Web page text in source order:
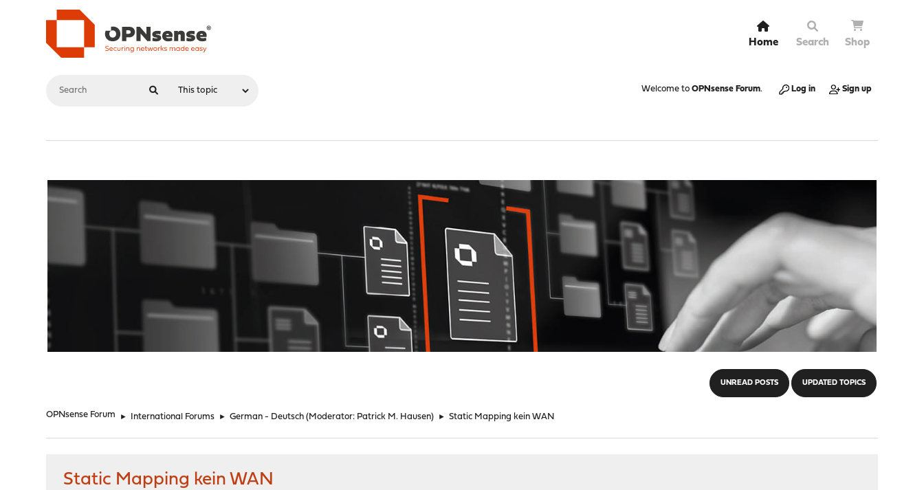
Home Search Shop
Welcome to OPNsense Forum. Log in Sign up
UNREAD POSTS UPDATED TOPICS
OPNsense Forum ► International Forums ► German - Deutsch (Moderator: Patrick M. Hausen) ► Static Mapping kein WAN
Static Mapping kein WAN